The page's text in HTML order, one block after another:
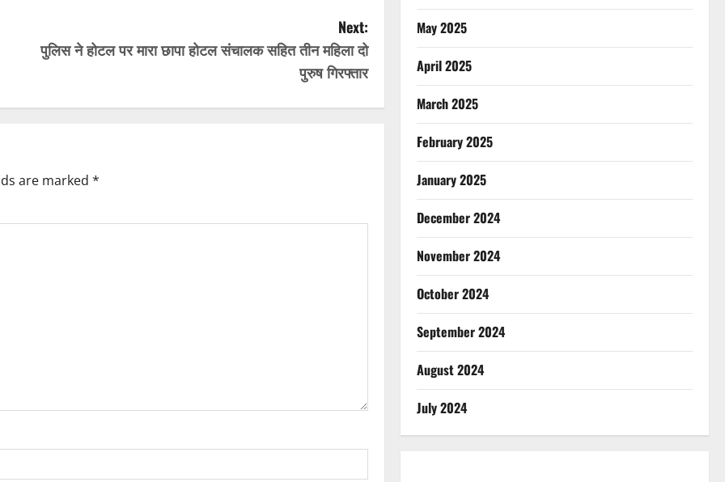
Next:
पुलिस ने होटल पर मारा छापा होटल संचालक सहित तीन महिला दो
पुरुष गिरफ्तार
are marked *
May 2025
April 2025
March 2025
February 2025
January 2025
December 2024
November 2024
October 2024
September 2024
August 2024
July 2024